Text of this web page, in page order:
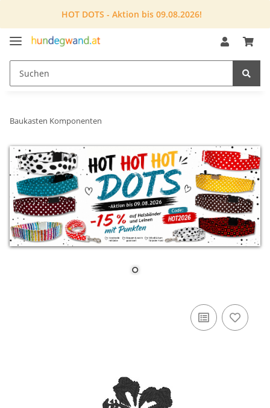
HOT DOTS - Aktion bis 09.08.2026!
Baukasten Komponenten